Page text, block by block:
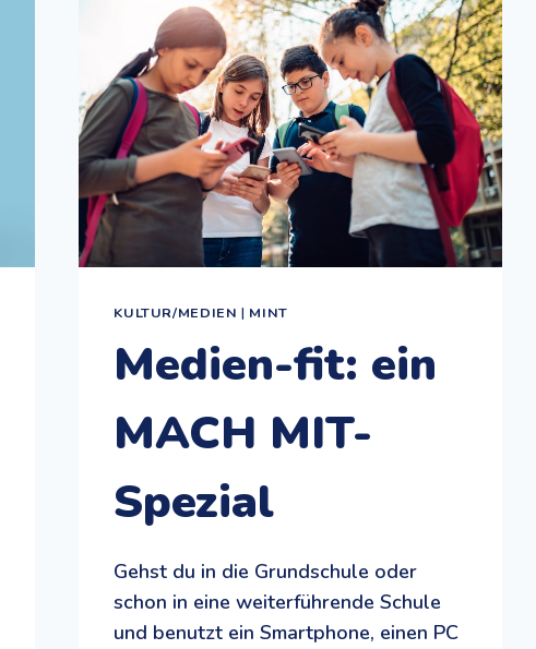
KULTUR/MEDIEN | MINT
Medien-fit: ein
MACH MIT-
Spezial
Gehst du in die Grundschule oder
schon in eine weiterführende Schule
und benutzt ein Smartphone, einen PC